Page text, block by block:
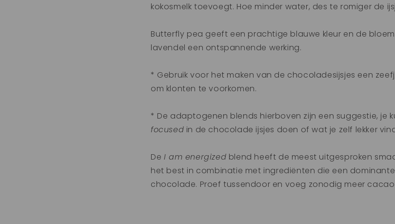
kokosmelk toevoegt. Hoe minder water, des te romiger de
Butterfly pea geeft een prachtige blauwe kleur en de
lavendel een ontspannende werking.
* Gebruik voor het maken van de chocoladesijsjes een
om klonten te voorkomen.
* De adaptogenen blends hierboven zijn een suggestie, je
focused in de chocolade ijsjes doen of wat je zelf lekker
De I am energized blend heeft de meest uitgesproken
het best in combinatie met ingrediënten die een
chocolade. Proef tussendoor en voeg zonodig meer